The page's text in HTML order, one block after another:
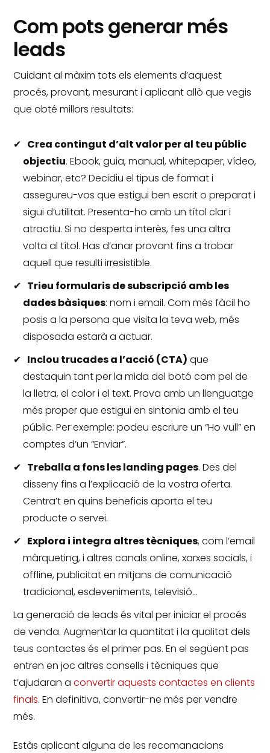
Com pots generar més
leads
Cuidant al màxim tots els elements d’aquest
procés, provant, mesurant i aplicant allò que vegis
que obté millors resultats:
Crea contingut d’alt valor per al teu públic
objectiu.Ebook, guia, manual, whitepaper, vídeo,
webinar, etc?Decidiu el tipus de format i
assegureu-vos que estigui ben escrit o preparat i
sigui d’utilitat.Presenta-ho amb un títol clar i
atractiu.Si no desperta interès, fes una altra
volta al títol.Has d’anar provant fins a trobar
aquell que resulti irresistible.
Trieu formularis de subscripció amb les
dades bàsiques: nom i email.Com més fàcil ho
posis a la persona que visita la teva web, més
disposada estarà a actuar.
Inclou trucades a l’acció (CTA) que
destaquin tant per la mida del botó com pel de
la lletra, el color i el text.Prova amb un llenguatge
més proper que estigui en sintonia amb el teu
públic.Per exemple: podeu escriure un “Ho vull” en
comptes d’un “Enviar”.
Treballa a fons les landing pages.Des del
disseny fins a l’explicació de la vostra oferta.
Centra’t en quins beneficis aporta el teu
producte o servei.
Explora i integra altres tècniques, com l’email
màrqueting, i altres canals online, xarxes socials, i
offline, publicitat en mitjans de comunicació
tradicional, esdeveniments, televisió…
La generació de leads és vital per iniciar el procés
de venda.Augmentar la quantitat i la qualitat dels
teus contactes és el primer pas.En el següent pas
entren en joc altresconsells i tècniques que
t’ajudaran aconvertir aquests contactes en clients
finals.En definitiva, convertir-ne més per vendre
més.
Estàs aplicant alguna de les recomanacions